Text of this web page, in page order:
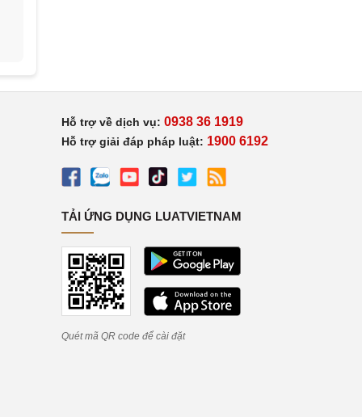
Hỗ trợ về dịch vụ: 0938 36 1919
Hỗ trợ giải đáp pháp luật: 1900 6192
TẢI ỨNG DỤNG LUATVIETNAM
Quét mã QR code để cài đặt